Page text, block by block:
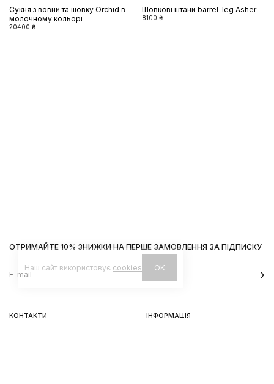
Сукня з вовни та шовку Orchid в
молочному кольорі
20400 ₴
Шовкові штани barrel-leg Asher
8100 ₴
КОНТАКТИ ІНФОРМАЦІЯ
ОТРИМАЙТЕ 10% ЗНИЖКИ НА ПЕРШЕ ЗАМОВЛЕННЯ ЗА ПІДПИСКУ
Наш сайт використовує cookies OK